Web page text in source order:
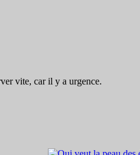
vite, car il y a urgence.